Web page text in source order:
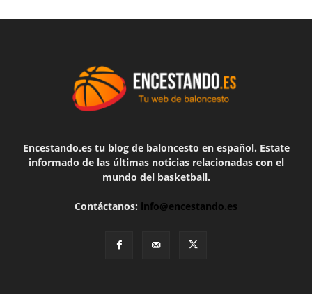
Encestando.es tu blog de baloncesto en español. Estate
informado de las últimas noticias relacionadas con el
mundo del basketball.
Contáctanos: info@encestando.es